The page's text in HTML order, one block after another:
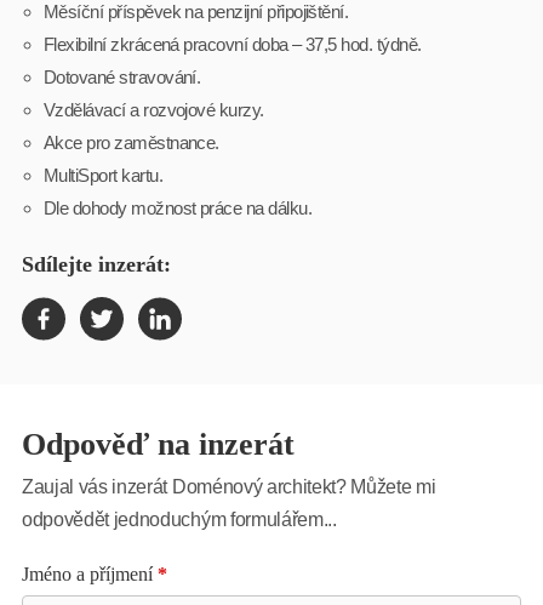
Měsíční příspěvek na penzijní připojištění.
Flexibilní zkrácená pracovní doba – 37,5 hod. týdně.
Dotované stravování.
Vzdělávací a rozvojové kurzy.
Akce pro zaměstnance.
MultiSport kartu.
Dle dohody možnost práce na dálku.
Sdílejte inzerát:
Odpověď na inzerát
Zaujal vás inzerát Doménový architekt? Můžete mi
odpovědět jednoduchým formulářem...
Jméno a příjmení *